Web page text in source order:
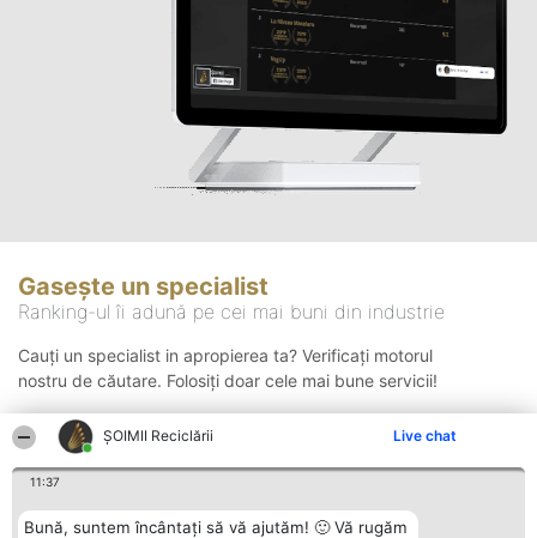
ȘOIMII Reciclării Live chat
11:37
Bună, suntem încântați să vă ajutăm! 🙂 Vă rugăm
Gasește un specialist
Ranking-ul îi adună pe cei mai buni din industrie
Cauți un specialist in apropierea ta? Verificați motorul
nostru de căutare. Folosiți doar cele mai bune servicii!